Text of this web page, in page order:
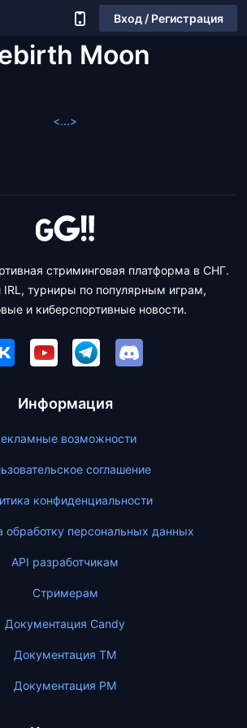
Вход / Регистрация
Moon
<...>
стриминговая платформа в СНГ.
турниры по популярным играм,
и киберспортивные новости.
Информация
возможности
соглашение
конфиденциальности
обработку персональных данных
API разработчикам
Стримерам
Документация Candy
Документация ТМ
Документация PM